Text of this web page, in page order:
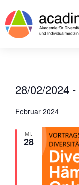
28/02/2024 -
wählen.
Februar 2024
MI.
28